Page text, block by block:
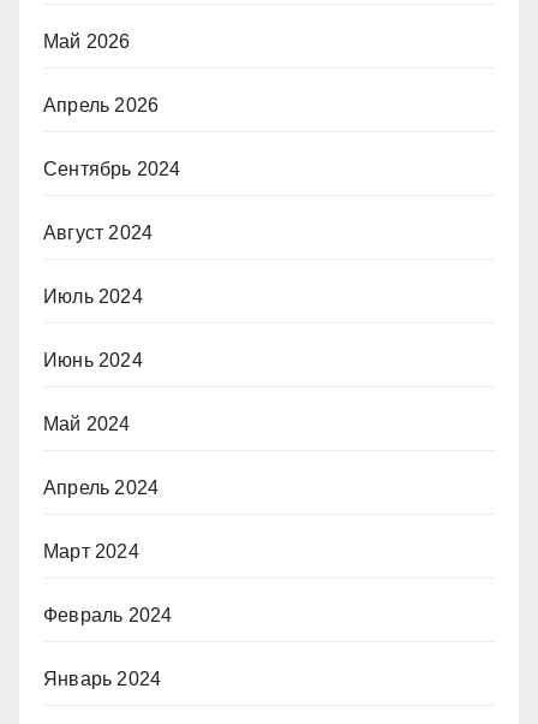
Май 2026
Апрель 2026
Сентябрь 2024
Август 2024
Июль 2024
Июнь 2024
Май 2024
Апрель 2024
Март 2024
Февраль 2024
Январь 2024